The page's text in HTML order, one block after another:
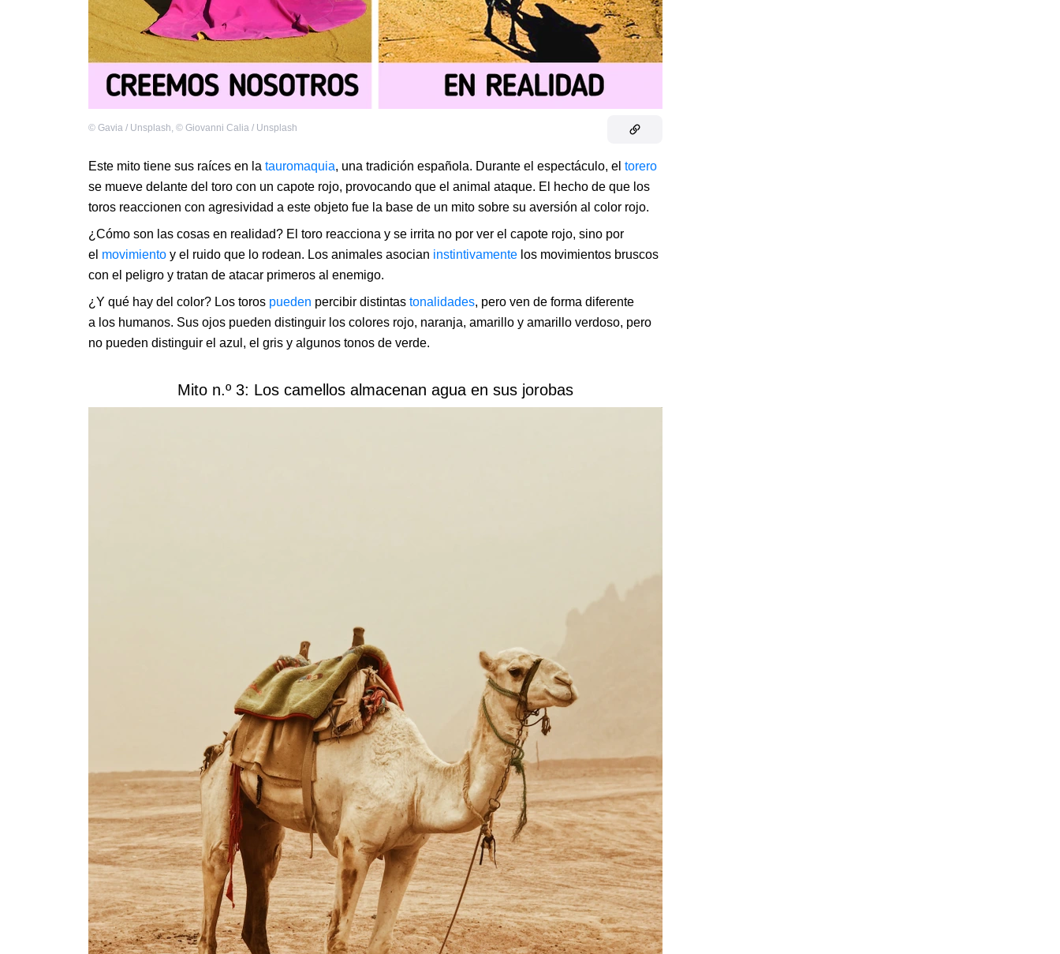
© Gavia / Unsplash, © Giovanni Calia / Unsplash
Este mito tiene sus raíces en la tauromaquia, una tradición española. Durante el espectáculo, el torero
se mueve delante del toro con un capote rojo, provocando que el animal ataque. El hecho de que los
toros reaccionen con agresividad a este objeto fue la base de un mito sobre su aversión al color rojo.
¿Cómo son las cosas en realidad? El toro reacciona y se irrita no por ver el capote rojo, sino por
el movimiento y el ruido que lo rodean. Los animales asocian instintivamente los movimientos bruscos
con el peligro y tratan de atacar primeros al enemigo.
¿Y qué hay del color? Los toros pueden percibir distintas tonalidades, pero ven de forma diferente
a los humanos. Sus ojos pueden distinguir los colores rojo, naranja, amarillo y amarillo verdoso, pero
no pueden distinguir el azul, el gris y algunos tonos de verde.
Mito n.º 3: Los camellos almacenan agua en sus jorobas